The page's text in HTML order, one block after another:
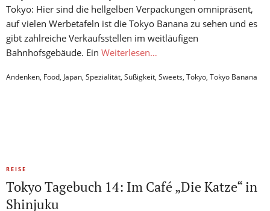
Tokyo: Hier sind die hellgelben Verpackungen omnipräsent,
auf vielen Werbetafeln ist die Tokyo Banana zu sehen und es
gibt zahlreiche Verkaufsstellen im weitläufigen
Bahnhofsgebäude. Ein Weiterlesen…
Andenken, Food, Japan, Spezialität, Süßigkeit, Sweets, Tokyo, Tokyo Banana
REISE
Tokyo Tagebuch 14: Im Café „Die Katze“ in
Shinjuku